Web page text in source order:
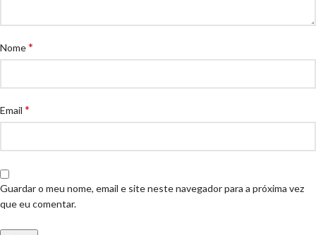
Nome*
Email *
Guardar o meu nome, email e site neste navegador para a próxima vez
que eu comentar.